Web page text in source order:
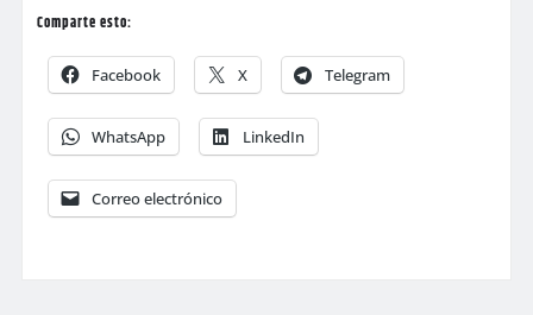
Comparte esto:
Facebook X Telegram
WhatsApp LinkedIn
Correo electrónico